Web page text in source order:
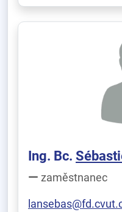
Ing. Bc.
zaměstnanec